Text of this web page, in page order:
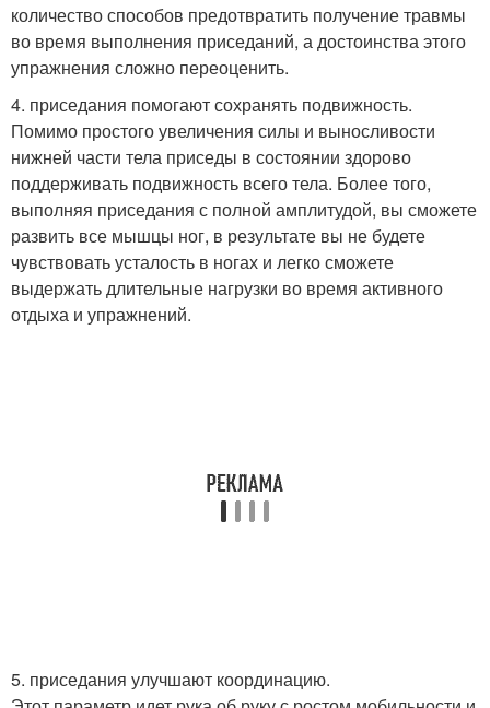
количество способов предотвратить получение травмы
во время выполнения приседаний, а достоинства этого
упражнения сложно переоценить.
4. приседания помогают сохранять подвижность.
Помимо простого увеличения силы и выносливости
нижней части тела приседы в состоянии здорово
поддерживать подвижность всего тела. Более того,
выполняя приседания с полной амплитудой, вы сможете
развить все мышцы ног, в результате вы не будете
чувствовать усталость в ногах и легко сможете
выдержать длительные нагрузки во время активного
отдыха и упражнений.
5. приседания улучшают координацию.